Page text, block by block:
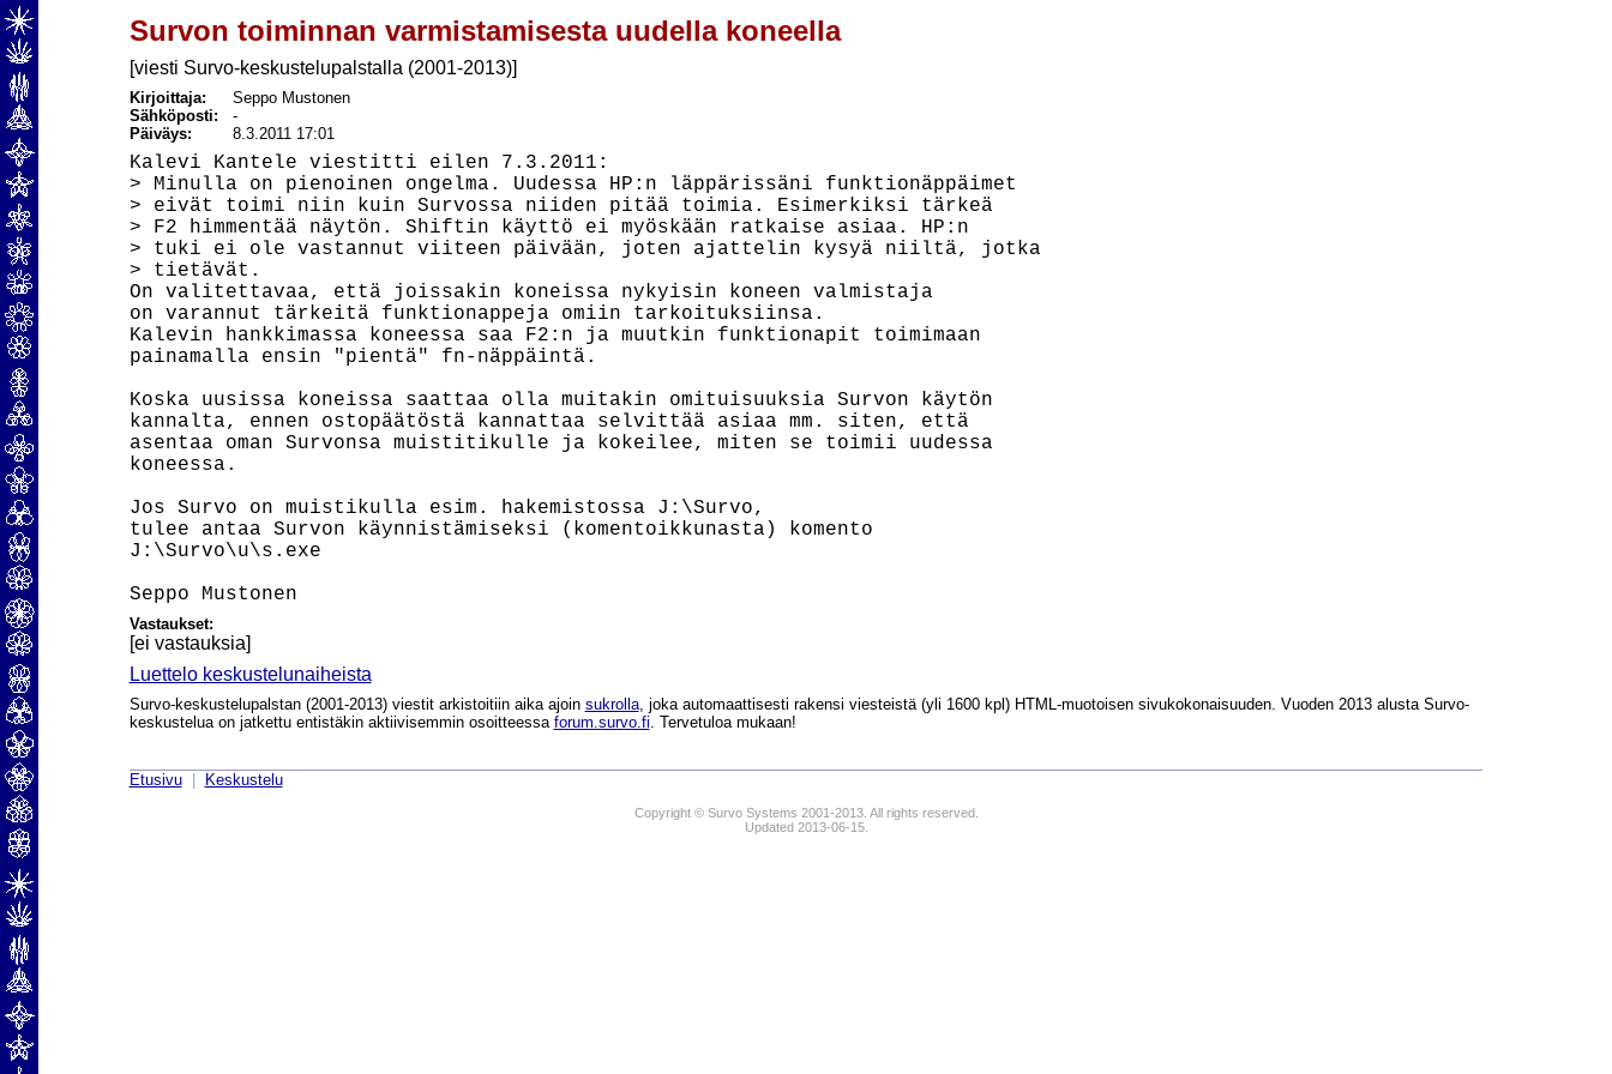
Survon toiminnan varmistamisesta uudella koneella
[viesti Survo-keskustelupalstalla (2001-2013)]
Kirjoittaja:
Seppo Mustonen
Sähköposti: -
Päiväys:
8.3.2011 17:01
Kalevi Kantele viestitti eilen 7.3.2011:
> Minulla on pienoinen ongelma. Uudessa HP:n läppärissäni funktionäppäimet
> eivät toimi niin kuin Survossa niiden pitää toimia. Esimerkiksi tärkeä
> F2 himmentää näytön. Shiftin käyttö ei myöskään ratkaise asiaa. HP:n
> tuki ei ole vastannut viiteen päivään, joten ajattelin kysyä niiltä, jotka
> tietävät.
On valitettavaa, että joissakin koneissa nykyisin koneen valmistaja
on varannut tärkeitä funktionappeja omiin tarkoituksiinsa.
Kalevin hankkimassa koneessa saa F2:n ja muutkin funktionapit toimimaan
painamalla ensin "pientä" fn-näppäintä.
Koska uusissa koneissa saattaa olla muitakin omituisuuksia Survon käytön
kannalta, ennen ostopäätöstä kannattaa selvittää asiaa mm. siten, että
asentaa oman Survonsa muistitikulle ja kokeilee, miten se toimii uudessa
koneessa.
Jos Survo on muistikulla esim. hakemistossa J:\Survo,
tulee antaa Survon käynnistämiseksi (komentoikkunasta) komento
J:\Survo\u\s.exe
Vastaukset:
[ei vastauksia]
Luettelo keskustelunaiheista
Survo-keskustelupalstan (2001-2013) viestit arkistoitiin aika ajoin sukrolla, joka automaattisesti rakensi viesteistä (yli 1600 kpl) HTML-muotoisen sivukokonaisuuden. Vuoden 2013 alusta Survo-
keskustelua on jatkettu entistäkin aktiivisemmin osoitteessa forum.survo.fi. Tervetuloa mukaan!
Etusivu| Keskustelu
Copyright © Survo Systems 2001-2013. All rights reserved.
Updated 2013-06-15.